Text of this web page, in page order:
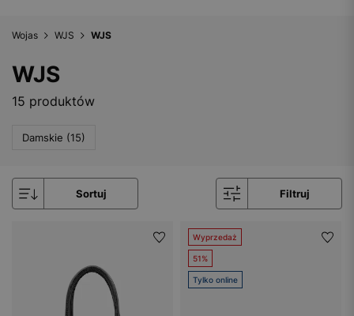
Wojas WJS WJS
WJS
15 produktów
Damskie (15)
Sortuj Filtruj
Wyprzedaż
51%
Tylko online